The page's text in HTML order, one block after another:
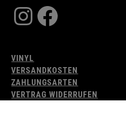
Instagram
Facebook
VINYL
VERSANDKOSTEN
ZAHLUNGSARTEN
VERTRAG WIDERRUFEN